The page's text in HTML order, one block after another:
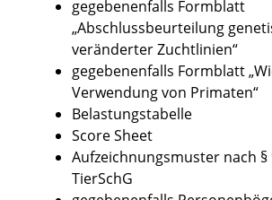
gegebenenfalls Formblatt
„Abschlussbeurteilung
veränderter Zuchtlinien“
gegebenenfalls Formblatt
Verwendung von Primaten“
Belastungstabelle
Score Sheet
Aufzeichnungsmuster nach §
TierSchG